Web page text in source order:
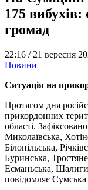
175 вибухів:
громад
22:16 / 21 вересня
Новини
Ситуація на
Протягом дня
прикордонних
області.
Миколаївська,
Білопільська,
Буринська,
Есманьська,
повідомляє